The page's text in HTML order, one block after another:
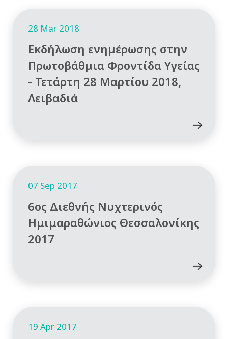
28 Mar 2018
Εκδήλωση ενημέρωσης στην
Πρωτοβάθμια Φροντίδα Υγείας
- Τετάρτη 28 Μαρτίου 2018,
Λειβαδιά
07 Sep 2017
6ος Διεθνής Νυχτερινός
Ημιμαραθώνιος Θεσσαλονίκης
2017
19 Apr 2017